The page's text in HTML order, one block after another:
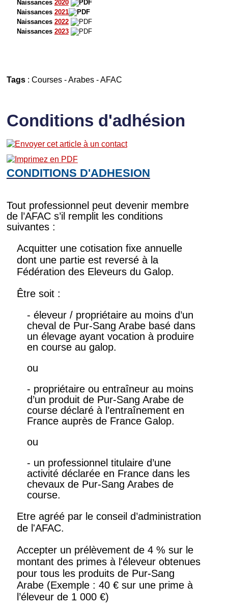
Naissances 2020
Naissances 2021
Naissances 2022
Naissances 2023
Tags: Courses-Arabes-AFAC
Conditions d'adhésion
CONDITIONS D'ADHESION
Tout professionnel peut devenir membre
de l’AFAC s’il remplit les conditions
suivantes :
Acquitter une cotisation fixe annuelle
dont une partie est reversé à la
Fédération des Eleveurs du Galop.
Être soit :
- éleveur / propriétaire au moins d’un
cheval de Pur-Sang Arabe basé dans
un élevage ayant vocation à produire
en course au galop.
ou
- propriétaire ou entraîneur au moins
d’un produit de Pur-Sang Arabe de
course déclaré à l’entraînement en
France auprès de France Galop.
ou
- un professionnel titulaire d’une
activité déclarée en France dans les
chevaux de Pur-Sang Arabes de
course.
Etre agréé par le conseil d’administration
de l'AFAC.
Accepter un prélèvement de 4 % sur le
montant des primes à l'éleveur obtenues
pour tous les produits de Pur-Sang
Arabe (Exemple : 40 € sur une prime à
l’éleveur de 1 000 €)